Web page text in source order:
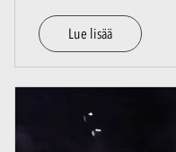
Lue lisää